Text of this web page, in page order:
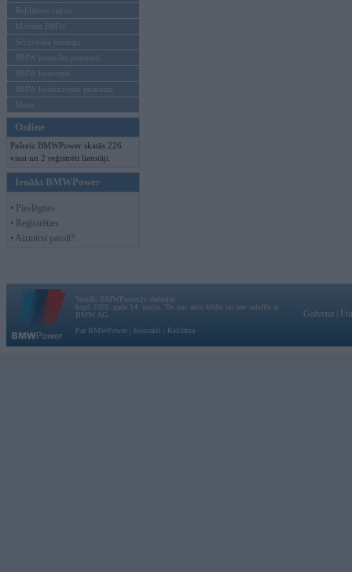
Reklāmas raksti
Mēneša BMW
Sērijveida tūnings
BMW pasaules jaunumi
BMW koncepti
BMW konkurentu jaunumi
Moto
Online
Pašreiz BMWPower skatās 226
viesi un 2 reģistrēti lietotāji.
Ienākt BMWPower
• Pieslēgties
• Reģistrēties
• Aizmirsi paroli?
Vortāls BMWPower.lv darbojas
kopš 2002. gada 14. maija. Tas nav auto klubs un nav saistīts ar
BMW AG.
Par BMWPower
Kontakti Reklāma
Galvena